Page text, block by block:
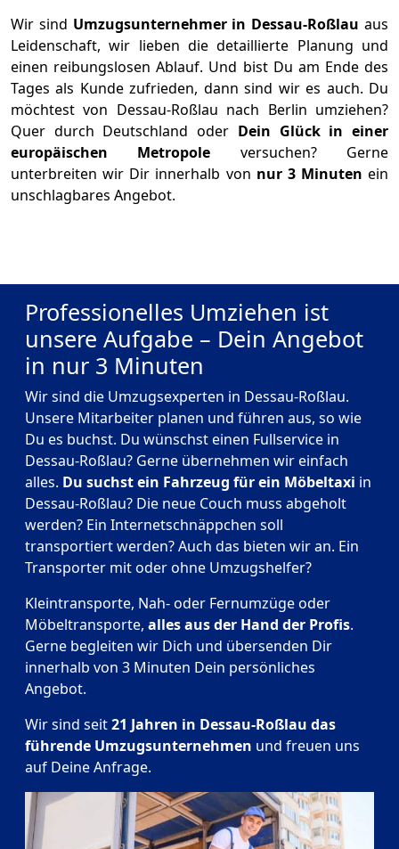
Wir sind Umzugsunternehmer in Dessau-Roßlau aus
Leidenschaft, wir lieben die detaillierte Planung und
einen reibungslosen Ablauf. Und bist Du am Ende des
Tages als Kunde zufrieden, dann sind wir es auch. Du
möchtest von Dessau-Roßlau nach Berlin umziehen?
Quer durch Deutschland oder Dein Glück in einer
europäischen Metropole versuchen? Gerne
unterbreiten wir Dir innerhalb von nur 3 Minuten ein
unschlagbares Angebot.
Professionelles Umziehen ist
unsere Aufgabe – Dein Angebot
in nur 3 Minuten
Wir sind die Umzugsexperten in Dessau-Roßlau.
Unsere Mitarbeiter planen und führen aus, so wie
Du es buchst. Du wünschst einen Fullservice in
Dessau-Roßlau? Gerne übernehmen wir einfach
alles. Du suchst ein Fahrzeug für ein Möbeltaxi in
Dessau-Roßlau? Die neue Couch muss abgeholt
werden? Ein Internetschnäppchen soll
transportiert werden? Auch das bieten wir an. Ein
Transporter mit oder ohne Umzugshelfer?
Kleintransporte, Nah- oder Fernumzüge oder
Möbeltransporte, alles aus der Hand der Profis.
Gerne begleiten wir Dich und übersenden Dir
innerhalb von 3 Minuten Dein persönliches
Angebot.
Wir sind seit21 Jahren in Dessau-Roßlau das
führende Umzugsunternehmen und freuen uns
auf Deine Anfrage.